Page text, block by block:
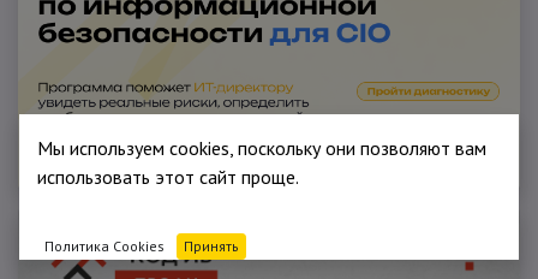
Мы используем cookies, поскольку они позволяют вам
использовать этот сайт проще.
Политика Cookies Принять